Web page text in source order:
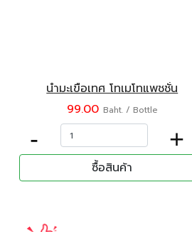
น้ำมะเขือเทศ โทเมโทแพชชั่น
99.00 Baht. / Bottle
- +
ซื้อสินค้า